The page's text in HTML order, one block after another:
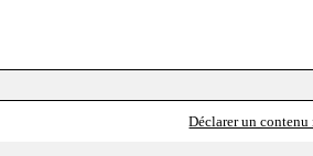
Déclarer un